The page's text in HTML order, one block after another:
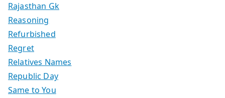
Rajasthan Gk
Reasoning
Refurbished
Regret
Relatives Names
Republic Day
Same to You